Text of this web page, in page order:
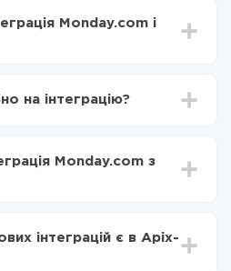
Monday.com і
з Monday.com в
передаватися з
на інтеграцію?
хвилин. У середньому
15 хвилин.
Monday.com з
даних, які за фактом
системи в іншу через
інтеграцій є в Apix-